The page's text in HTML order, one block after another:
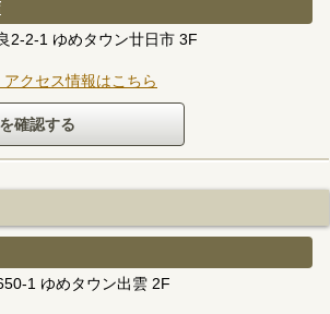
2-2-1 ゆめタウン廿日市 3F
クセス情報はこちら
1 ゆめタウン出雲 2F